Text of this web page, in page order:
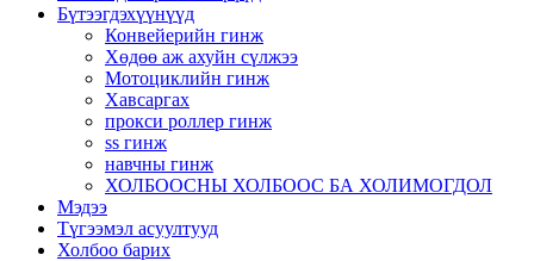
Бүтээгдэхүүнүүд
Конвейерийн гинж
Хөдөө аж ахуйн сүлжээ
Мотоциклийн гинж
Хавсаргах
прокси роллер гинж
ss гинж
навчны гинж
ХОЛБООСНЫ ХОЛБООС БА ХОЛИМОГДОЛ
Мэдээ
Түгээмэл асуултууд
Холбоо барих